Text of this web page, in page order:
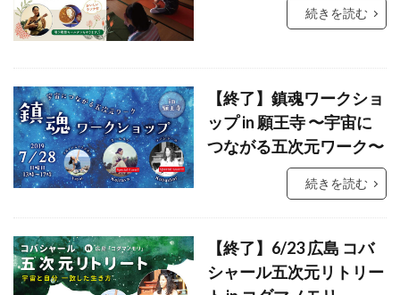
続きを読む
【終了】鎮魂ワークショ
ップ in 願王寺 〜宇宙に
つながる五次元ワーク〜
続きを読む
【終了】6/23 広島 コバ
シャール五次元リトリー